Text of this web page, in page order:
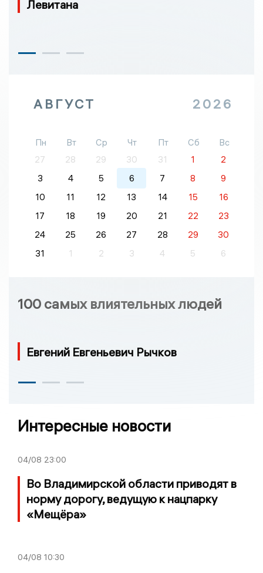
Левитана
АВГУСТ 2026
Пн Вт Ср Чт Пт Сб
Вс
27
28 29 30 31 1
2
3
4 5 6 7 8
9
10
11 12 13 14 15
16
17
18 19 20 21 22
23
24
25 26 27 28 29
30
31
1 2 3 4 5 6
100 самых влиятельных людей
Евгений Евгеньевич Рычков
Интересные новости
04/08 23:00
Во Владимирской области приводят в
норму дорогу, ведущую к нацпарку
«Мещёра»
04/08 10:30